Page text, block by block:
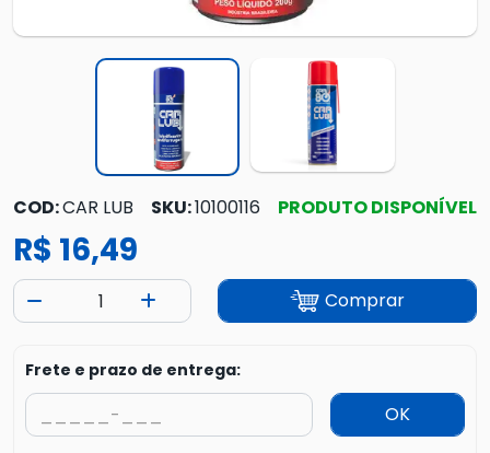
COD:CAR LUB SKU:10100116 PRODUTO DISPONÍVEL
R$ 16,49
Comprar
Frete e prazo de entrega:
OK